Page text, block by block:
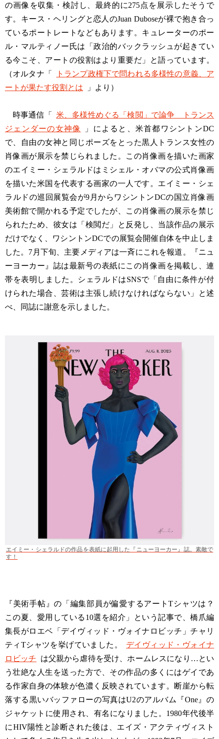
の画像を収集・検討し、最終的に275点を展示したそうで
す。キース・ヘリングと恋人のJuan Duboseが裸で抱き合っ
ているポートレートなどもあります。キュレーターのポー
ル・マルティノー氏は「政治的バックラッシュが起きてい
る今こそ、アートの役割はより重要だ」と語っています。
（オルタナ「
トランプ政権下で問われる多様性の意義、ア
ートが果たす役割とは
」より）
時事通信「
米、多様性めぐる「検閲」で論争 トランス
ジェンダーの女神像
」によると、米首都ワシントンDC
で、自由の女神と同じポーズをとった黒人トランス女性の
肖像画が展示を禁じられました。この肖像画を描いた画家
のエイミー・シェラルドはミシェル・オバマの公式肖像画
を描いた米国を代表する画家の一人です。エイミー・シェ
ラルドの巡回展覧会が9月からワシントンDCの国立肖像画
美術館で開かれる予定でしたが、この肖像画の展示を禁じ
られたため、彼女は「検閲だ」と反発し、当該作品の展示
だけでなく、ワシントンDCでの展覧会開催自体を中止しま
した。7月下旬、主要メディアは一斉にこれを報道。『ニュ
ーヨーカー』誌は最新号の表紙にこの肖像画を掲載し、連
帯を表明しました。シェラルドはSNSで「自由に条件が付
けられた場合、芸術は主張し続けなければならない」と述
べ、同誌に謝意を示しました。
エイミー・シェラルドの作品を表紙に起用した『ニューヨーカー』誌。素敵で
す！
『美術手帖』の「編集部員が偏愛するアートTシャツは？
この夏、愛用している10選を紹介」という記事で、橋爪編
集長がロエベ「デイヴィッド・ヴォイナロビッチ」チャリ
ティTシャツを挙げていました。
デイヴィッド・ヴォイナ
ロビッチ
は父親から虐待を受け、ホームレスになり…とい
う壮絶な人生を送った方で、その作品の多くにはゲイであ
る作家自身の体験が色濃く反映されています。断崖から転
落する黒いバッファローの写真はU2のアルバム『One』の
ジャケットに使用され、有名になりました。1980年代後半
にHIV陽性と診断された後は、エイズ・アクティヴィスト